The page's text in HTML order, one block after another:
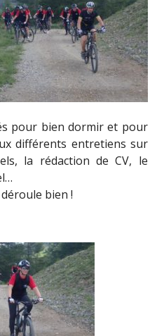
pour bien dormir et pour
différents entretiens sur
la rédaction de CV, le
bien !